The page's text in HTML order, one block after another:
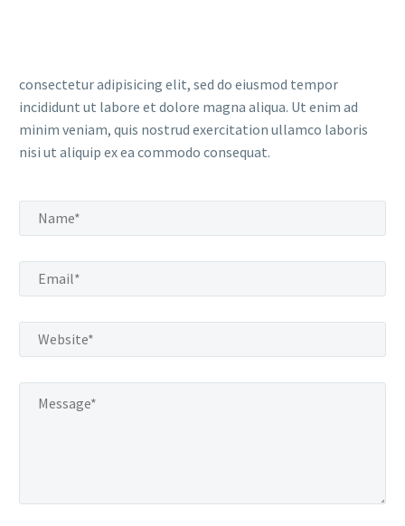
consectetur adipisicing elit, sed do eiusmod tempor
incididunt ut labore et dolore magna aliqua. Ut enim ad
minim veniam, quis nostrud exercitation ullamco laboris
nisi ut aliquip ex ea commodo consequat.